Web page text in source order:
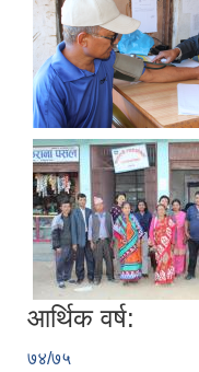
आर्थिक वर्ष:
७४/७५